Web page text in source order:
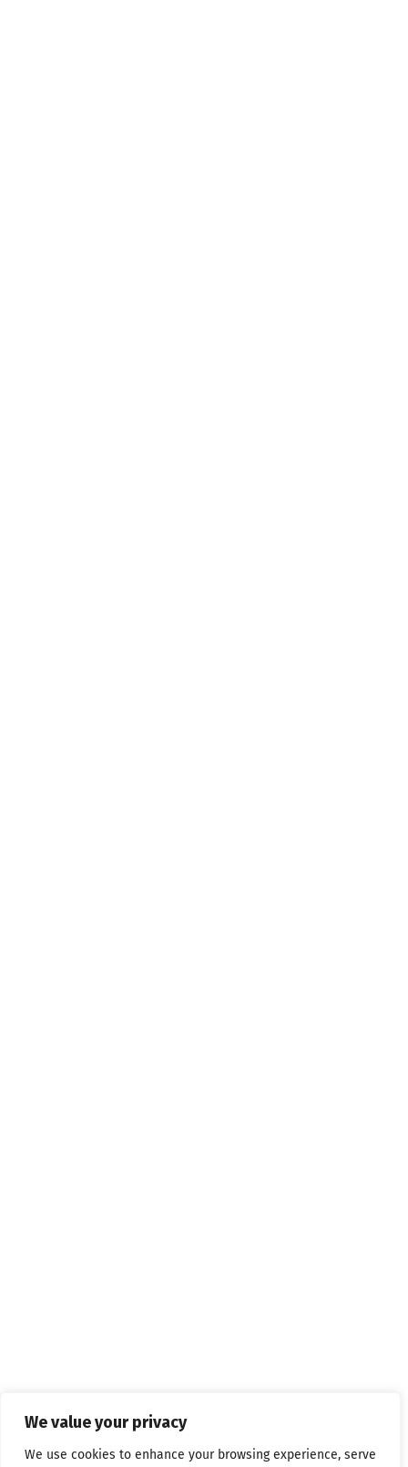
We value your privacy
We use cookies to enhance your browsing experience, serve